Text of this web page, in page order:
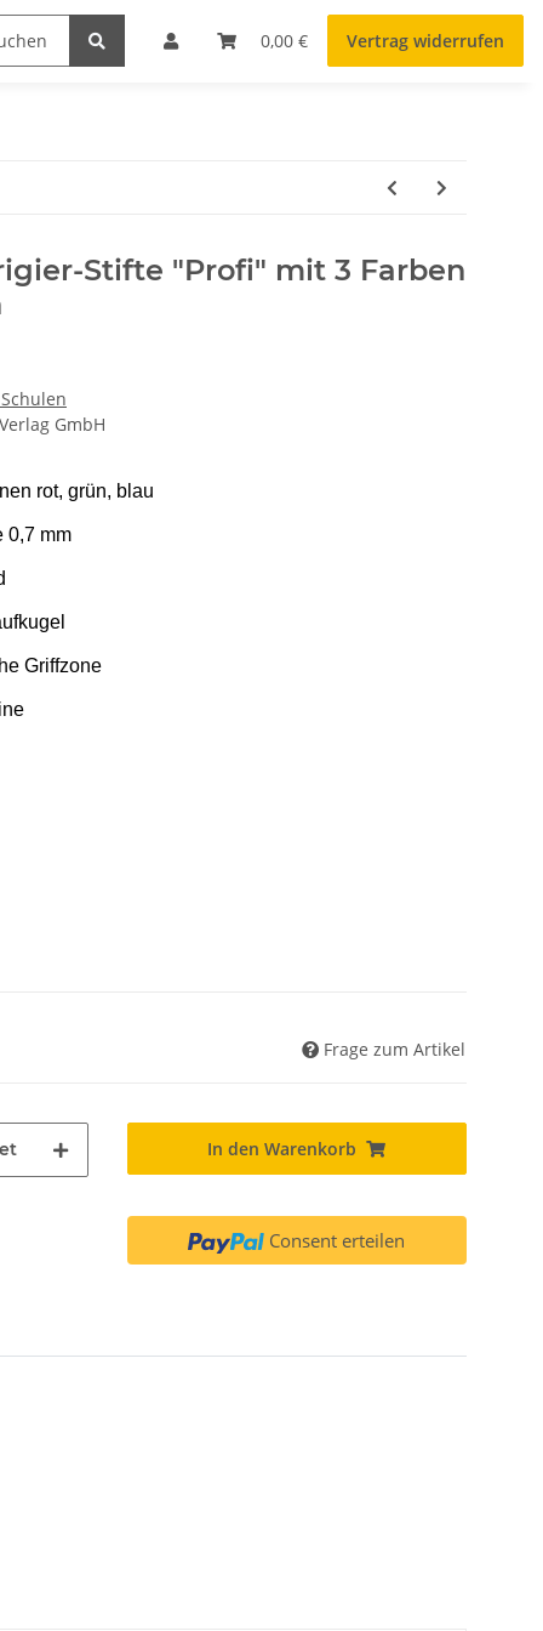
0,00 € Vertrag widerrufen
Stifte "Profi" mit 3 Farben
GmbH
rot, grün, blau
0,7 mm
Griffzone
Frage zum Artikel
In den Warenkorb
Consent erteilen